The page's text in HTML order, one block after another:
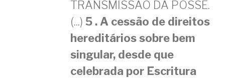
TRANSMISSÃO DA POSSE.
(...) 5 . A cessão de direitos
hereditários sobre bem
singular, desde que
celebrada por Escritura